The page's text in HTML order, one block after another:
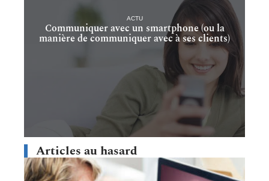
ACTU
Communiquer avec un smartphone (ou la
manière de communiquer avec à ses clients)
Articles au hasard